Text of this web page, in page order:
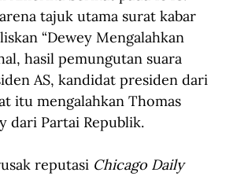
tajuk utama surat kabar
“Dewey Mengalahkan
hasil pemungutan suara
AS, kandidat presiden dari
itu mengalahkan Thomas
dari Partai Republik.
reputasi Chicago Daily